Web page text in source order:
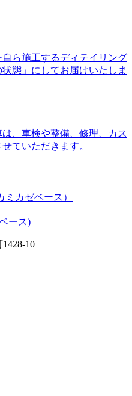
ら施工するディテイリング
態」にしてお届けいたしま
、車検や整備、修理、カス
ていただきます。
カゼベース）
10